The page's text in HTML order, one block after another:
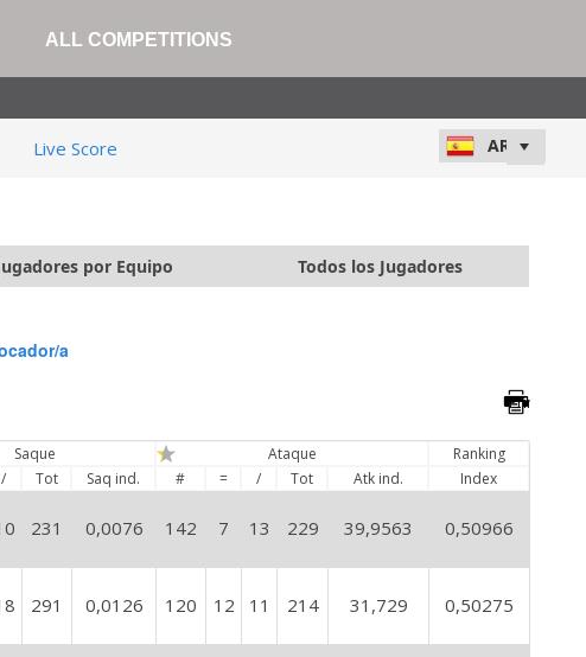
ALL COMPETITIONS
Live Score
por Equipo Todos los Jugadores
a
Saque Ataque
Ranking
/ Tot Saq ind. # = / Tot Atk ind. Index
231 0,0076 142 7 13 229 39,9563 0,50966
291 0,0126 120 12 11 214 31,729 0,50275